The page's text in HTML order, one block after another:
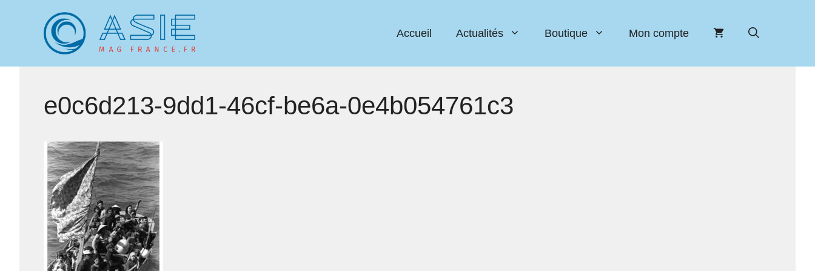
Accueil Actualités Boutique Mon compte
e0c6d213-9dd1-46cf-be6a-0e4b054761c3